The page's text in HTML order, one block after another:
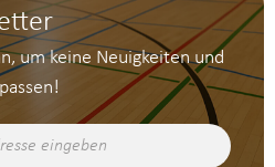
um keine Neuigkeiten und